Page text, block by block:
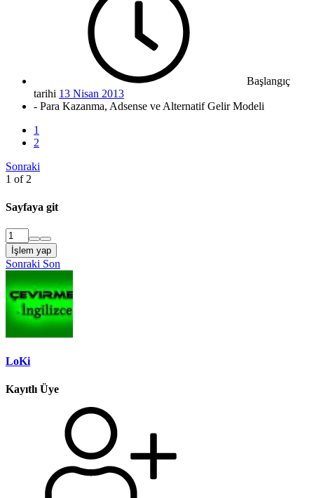
Başlangıç
tarihi 13 Nisan 2013
- Para Kazanma, Adsense ve Alternatif Gelir Modeli
1
2
Sonraki
1 of 2
Sayfaya git
İşlem yap
Sonraki Son
LoKi
Kayıtlı Üye